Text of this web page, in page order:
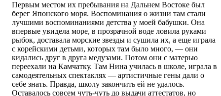
Первым местом их пребывания на Дальнем Востоке был
берег Японского моря. Воспоминания о жизни там стали
лучшими воспоминаниями детства у моей бабушки. Она
впервые увидела море, в прозрачной воде ловила руками
рыбок, доставала морские звезды и сушила их, а еще играла
с корейскими детьми, которых там было много, — они
кидались друг в друга медузами. Потом они с матерью
переехали на Камчатку. Там Нина училась в школе, играла в
самодеятельных спектаклях — артистичные гены дали о
себе знать. Правда, школу закончить ей не удалось.
Оставалось совсем чуть-чуть до выдачи аттестатов, но